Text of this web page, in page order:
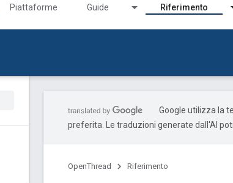
Piattaforme Guide Riferimento
Google utilizza la
preferita. Le traduzioni generate dall'AI
OpenThread Riferimento